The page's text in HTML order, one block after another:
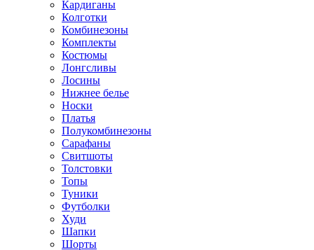
Кардиганы
Колготки
Комбинезоны
Комплекты
Костюмы
Лонгсливы
Лосины
Нижнее белье
Носки
Платья
Полукомбинезоны
Сарафаны
Свитшоты
Толстовки
Топы
Туники
Футболки
Худи
Шапки
Шорты